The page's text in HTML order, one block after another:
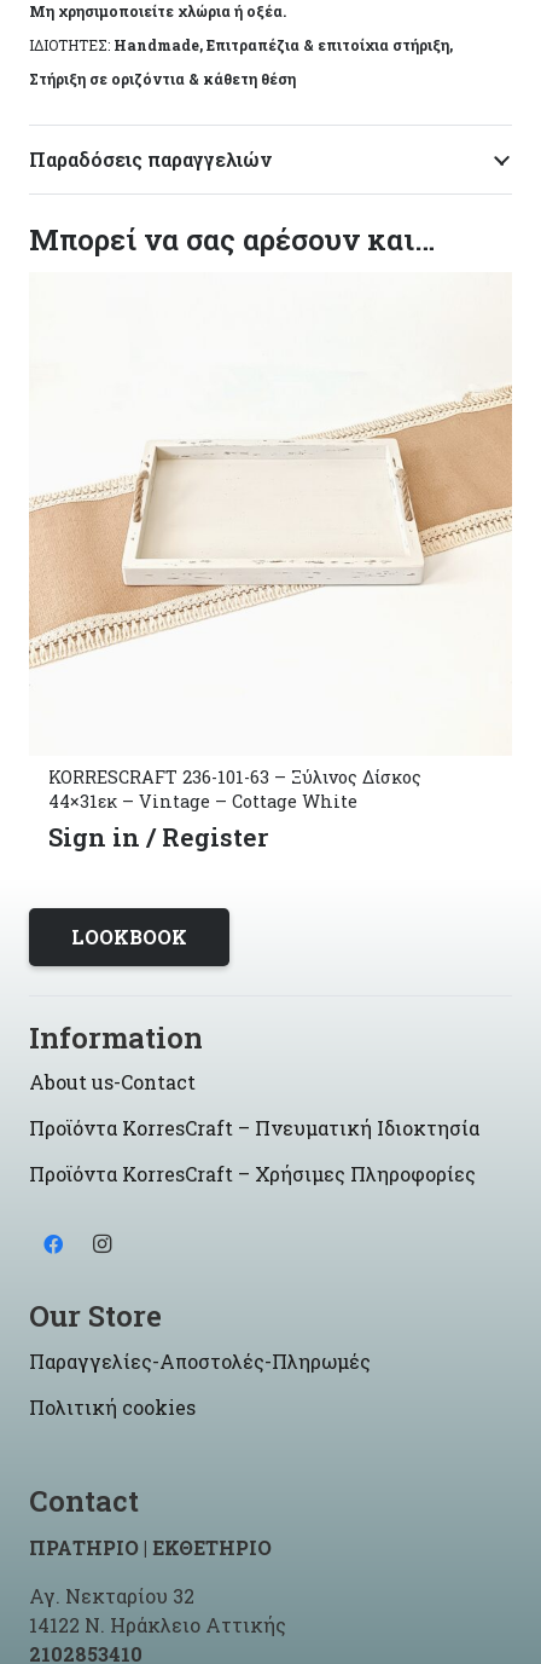
Μη χρησιμοποιείτε χλώρια ή οξέα.
ΙΔΙΟΤΗΤΕΣ: Handmade, Επιτραπέζια & επιτοίχια στήριξη,
Στήριξη σε οριζόντια & κάθετη θέση
Παραδόσεις παραγγελιών
Μπορεί να σας αρέσουν και…
KORRESCRAFT-ΚΟΡΝΙΖΑ ΞΥΛΙΝΗ 10X15 PLAIN
SLIM-ALMOND WOOD 251-101-03
Sign in / Register
LOOKBOOK
Information
About us-Contact
Προϊόντα KorresCraft – Πνευματική Ιδιοκτησία
Προϊόντα KorresCraft – Χρήσιμες Πληροφορίες
Our Store
Παραγγελίες-Αποστολές-Πληρωμές
Πολιτική cookies
Contact
ΠΡΑΤΗΡΙΟ | ΕΚΘΕΤΗΡΙΟ
Αγ. Νεκταρίου 32
14122 Ν. Ηράκλειο Αττικής
2102853410